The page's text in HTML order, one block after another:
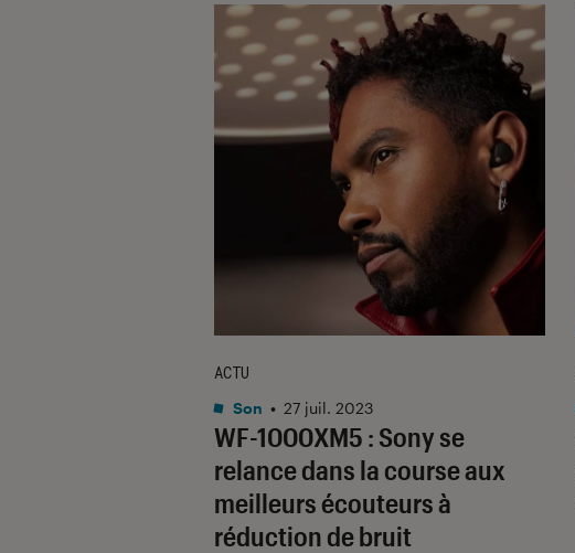
WF-1000XM5 : Sony se
relance dans la course aux
meilleurs écouteurs à
réduction de bruit
ACTU
Son • 27 juil. 2023